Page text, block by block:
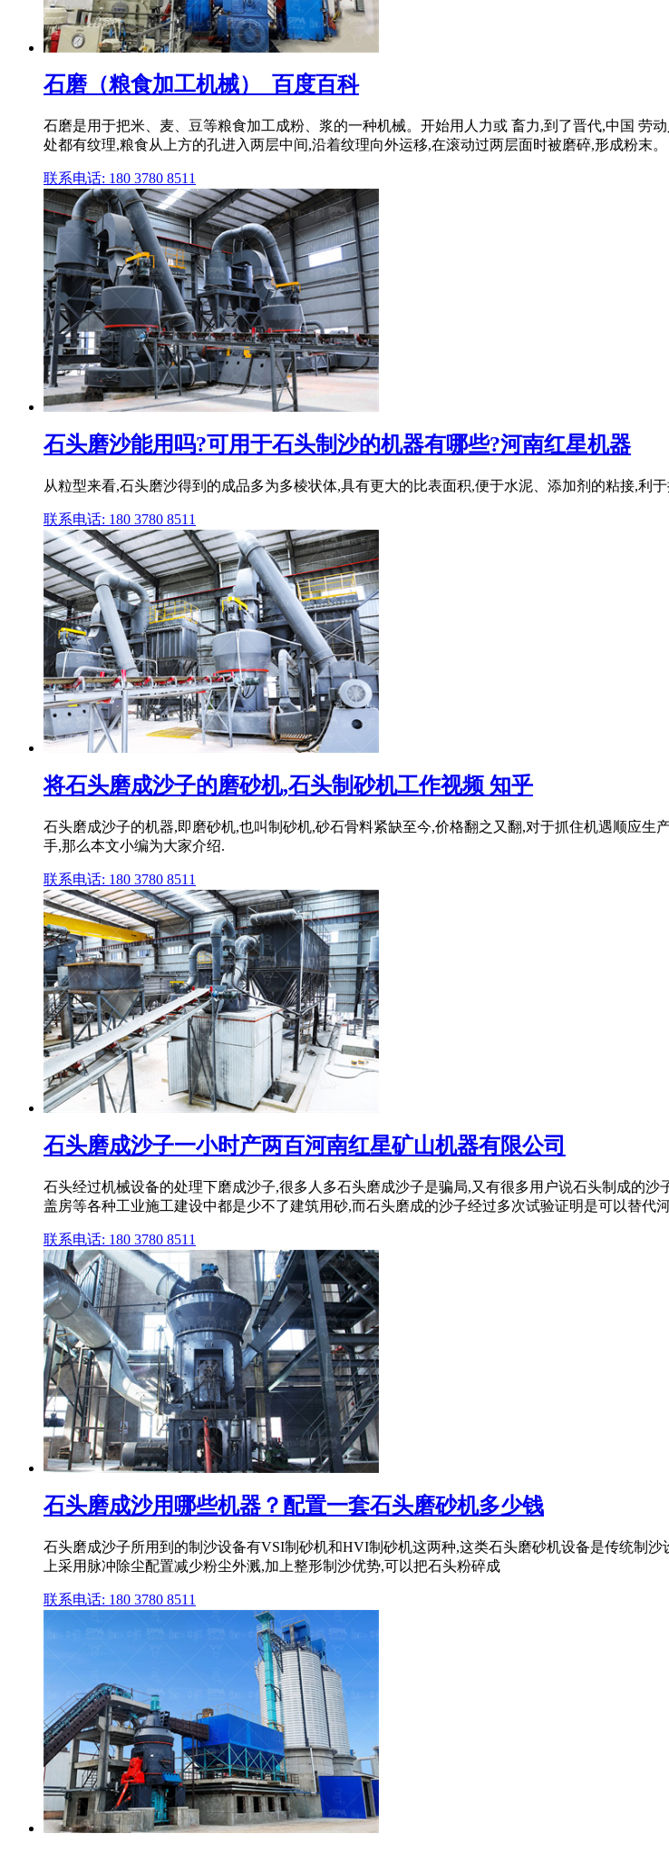
石磨（粮食加工机械）_百度百科
石磨是用于把米、麦、豆等粮食加工成粉、浆的一种机械。开始用人力或 畜力,到了晋代,中国 劳
处都有纹理,粮食从上方的孔进入两层中间,沿着纹理向外运移,在滚动过两层面时被磨碎,形成粉末。
联系电话: 180 3780 8511
石头磨沙能用吗?可用于石头制沙的机器有哪些?河南红星机器
从粒型来看,石头磨沙得到的成品多为多棱状体,具有更大的比表面积,便于水泥、添加剂的粘接,利
联系电话: 180 3780 8511
将石头磨成沙子的磨砂机,石头制砂机工作视频 知乎
石头磨成沙子的机器,即磨砂机,也叫制砂机,砂石骨料紧缺至今,价格翻之又翻,对于抓住机遇顺应
手,那么本文小编为大家介绍.
联系电话: 180 3780 8511
石头磨成沙子一小时产两百河南红星矿山机器有限公司
石头经过机械设备的处理下磨成沙子,很多人多石头磨成沙子是骗局,又有很多用户说石头制成的
盖房等各种工业施工建设中都是少不了建筑用砂,而石头磨成的沙子经过多次试验证明是可以替代
联系电话: 180 3780 8511
石头磨成沙用哪些机器？配置一套石头磨砂机多少钱
石头磨成沙子所用到的制沙设备有VSI制砂机和HVI制砂机这两种,这类石头磨砂机设备是传统制
上采用脉冲除尘配置减少粉尘外溅,加上整形制沙优势,可以把石头粉碎成
联系电话: 180 3780 8511